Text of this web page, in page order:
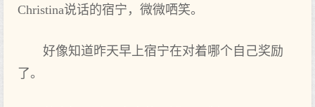
Christina说话的‌宿宁，微微哂笑。
好像知道昨天‌早上宿宁在对着哪个自己奖励
了。